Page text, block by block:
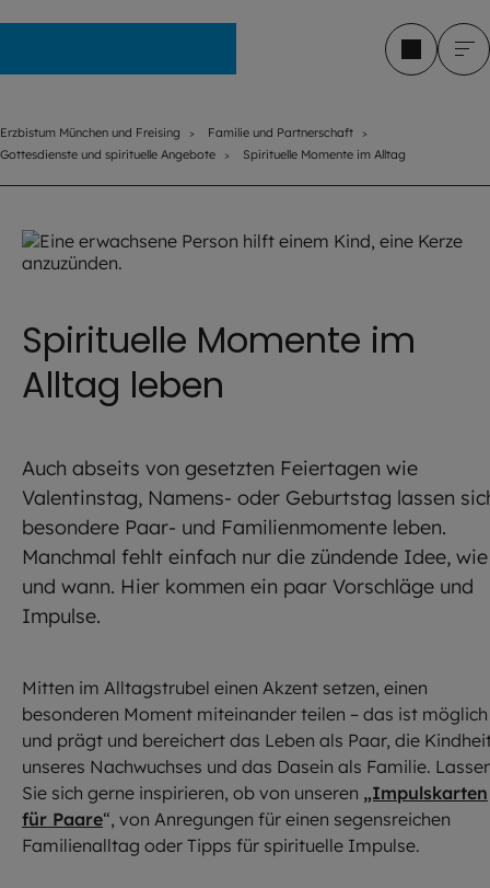
Erzbistum München und Freising
Familie und Partnerschaft
Gottesdienste und spirituelle Angebote
Spirituelle Momente im Alltag
Spirituelle Momente im
Alltag leben
Auch abseits von gesetzten Feiertagen wie
Valentinstag, Namens- oder Geburtstag lassen
besondere Paar- und Familienmomente leben.
Manchmal fehlt einfach nur die zündende Idee, wie
und wann. Hier kommen ein paar Vorschläge und
Impulse.
Mitten im Alltagstrubel einen Akzent setzen, einen
besonderen Moment miteinander teilen – das ist möglich
und prägt und bereichert das Leben als Paar, die
unseres Nachwuchses und das Dasein als Familie.
Sie sich gerne inspirieren, ob von unseren „Impulskarten
für Paare“, von Anregungen für einen segensreichen
Familienalltag oder Tipps für spirituelle Impulse.